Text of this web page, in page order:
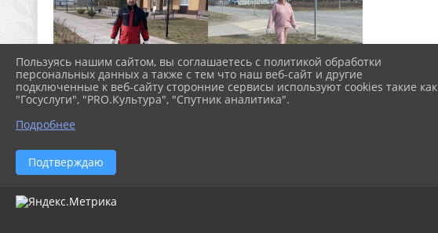
Пользуясь нашим сайтом, вы соглашаетесь с политикой обработки
персональных данных а также с тем что наш веб-сайт и другие
подключенные к веб-сайту сторонние сервисы используют cookies такие как
"Госуслуги", "PRO.Культура", "Спутник аналитика".
Подробнее
Подтверждаю